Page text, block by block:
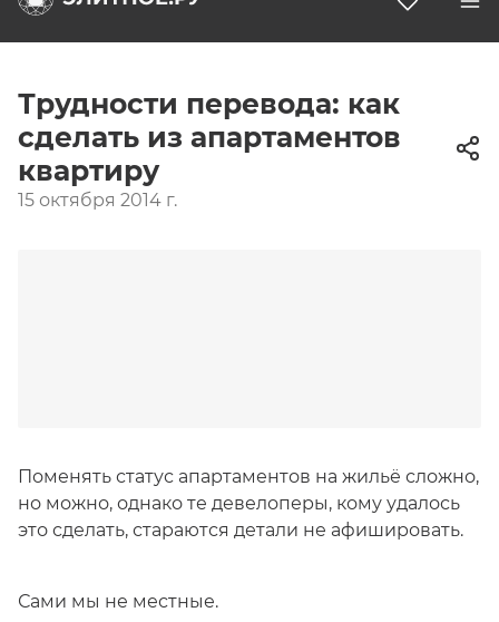
Трудности перевода: как
сделать из апартаментов
квартиру
15 октября 2014 г.
Поменять статус апартаментов на жильё сложно,
но можно, однако те девелоперы, кому удалось
это сделать, стараются детали не афишировать.
Сами мы не местные.